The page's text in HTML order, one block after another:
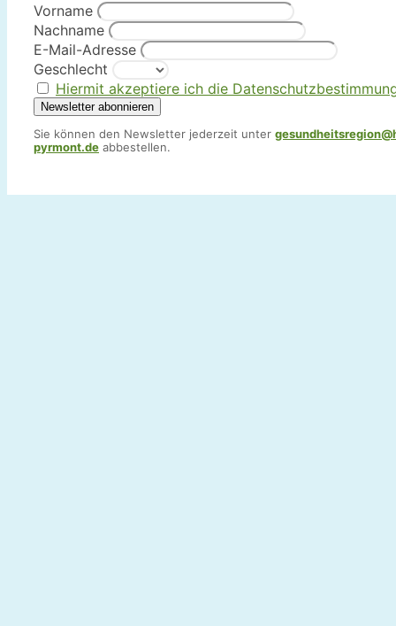
Vorname
Nachname
E-Mail-Adresse
Geschlecht
Hiermit akzeptiere ich die
Sie können den Newsletter jederzeit unter
pyrmont.de abbestellen.